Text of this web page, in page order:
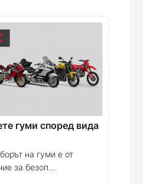
гуми според вида
на гуми е от
за безоп...